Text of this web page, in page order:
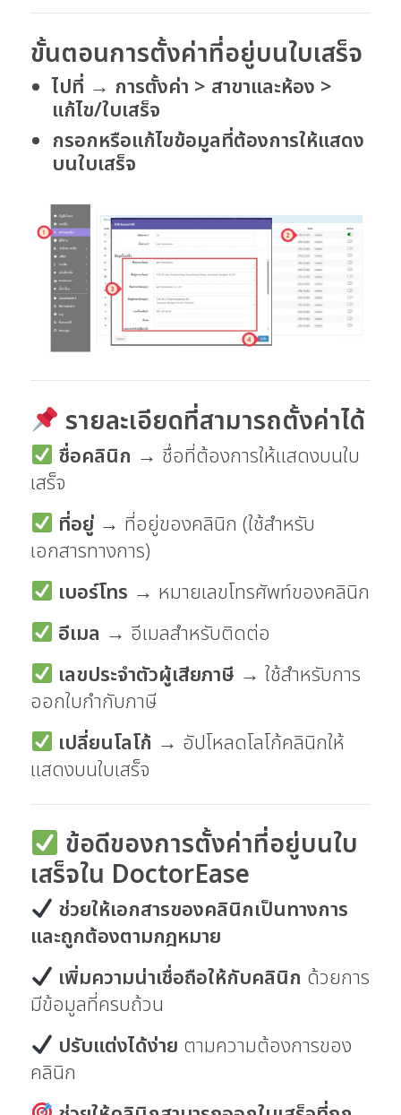
ขั้นตอนการตั้งค่าที่อยู่บนใบเสร็จ
ไปที่ → การตั้งค่า > สาขาและห้อง >
แก้ไข/ใบเสร็จ
กรอกหรือแก้ไขข้อมูลที่ต้องการให้แสดง
บนใบเสร็จ
รายละเอียดที่สามารถตั้งค่าได้
ชื่อคลินิก → ชื่อที่ต้องการให้แสดงบนใบ
เสร็จ
ที่อยู่ → ที่อยู่ของคลินิก (ใช้สำหรับ
เอกสารทางการ)
เบอร์โทร → หมายเลขโทรศัพท์ของคลินิก
อีเมล → อีเมลสำหรับติดต่อ
เลขประจำตัวผู้เสียภาษี → ใช้สำหรับการ
ออกใบกำกับภาษี
เปลี่ยนโลโก้ → อัปโหลดโลโก้คลินิกให้
แสดงบนใบเสร็จ
ข้อดีของการตั้งค่าที่อยู่บนใบ
เสร็จใน DoctorEase
ช่วยให้เอกสารของคลินิกเป็นทางการ
และถูกต้องตามกฎหมาย
เพิ่มความน่าเชื่อถือให้กับคลินิก ด้วยการ
มีข้อมูลที่ครบถ้วน
ปรับแต่งได้ง่าย ตามความต้องการของ
คลินิก